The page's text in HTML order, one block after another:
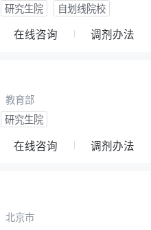
研究生院 自划线院校
在线咨询 调剂办法
教育部
研究生院
在线咨询 调剂办法
北京市